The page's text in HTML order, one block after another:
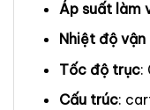
Áp suất làm
Nhiệt độ vận
Tốc độ trục:
Cấu trúc: